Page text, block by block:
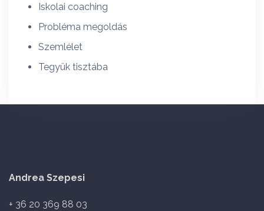
Iskolai coaching
Probléma megoldás
Szemlélet
Tegyük tisztába
Andrea Szepesi
+ 36 20 369 88 03